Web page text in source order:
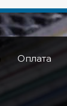
Оплата